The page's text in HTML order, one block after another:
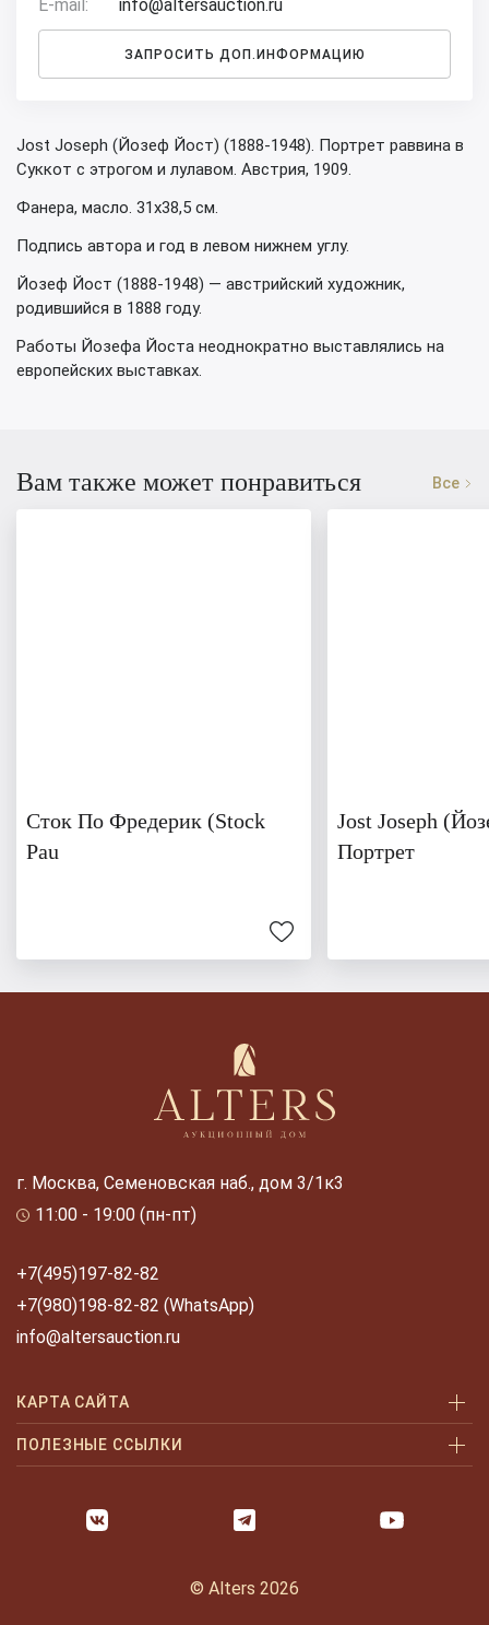
E-mail: info@altersauction.ru
ЗАПРОСИТЬ ДОП.ИНФОРМАЦИЮ
Jost Joseph (Йозеф Йост) (1888-1948). Портрет раввина в
Суккот с этрогом и лулавом. Австрия, 1909.
Фанера, масло. 31х38,5 см.
Подпись автора и год в левом нижнем углу.
Йозеф Йост (1888-1948) — австрийский художник,
родившийся в 1888 году.
Работы Йозефа Йоста неоднократно выставлялись на
европейских выставках.
Вам также может понравиться Все
Сток По Фредерик (Stock
Pau
Jost Joseph
Портрет
г. Москва, Семеновская наб., дом 3/1к3
11:00 - 19:00 (пн-пт)
+7(495)197-82-82
+7(980)198-82-82 (WhatsApp)
info@altersauction.ru
КАРТА САЙТА
Аукционы
Как продать
ПОЛЕЗНЫЕ ССЫЛКИ
Оплата и доставка
Часто задаваемые вопросы
© Alters 2026